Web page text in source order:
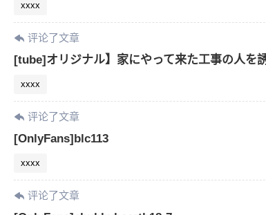
xxxx
评论了文章
[tube]オリジナル】家にやって来た工事の人を
xxxx
评论了文章
[OnlyFans]blc113
xxxx
评论了文章